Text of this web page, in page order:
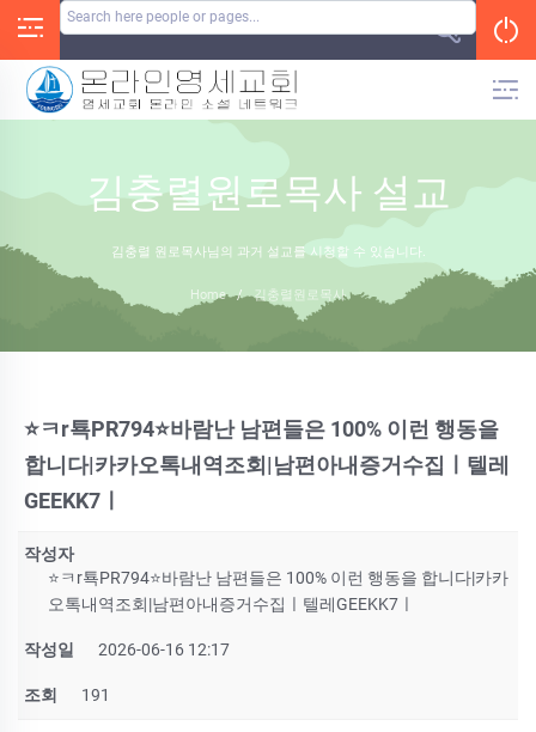
김충렬원로목사 설교
김충렬 원로목사님의 과거 설교를 시청할 수 있습니다.
Home / 김충렬원로목사
⭐ㅋr툑PR794⭐바람난 남편들은 100% 이런 행동을
합니다|카카오톡내역조회|남편아내증거수집ㅣ텔레
GEEKK7ㅣ
작성자
⭐ㅋr툑PR794⭐바람난 남편들은 100% 이런 행동을 합니다|카카
오톡내역조회|남편아내증거수집ㅣ텔레GEEKK7ㅣ
작성일 2026-06-16 12:17
조회 191